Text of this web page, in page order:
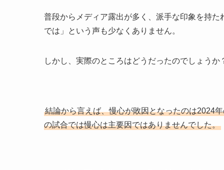
普段からメディア露出が多く、派手な印象を持
では」という声も少なくありません。
しかし、実際のところはどうだったのでしょうか
結論から言えば、慢心が敗因となったのは2024
の試合では慢心は主要因ではありませんでした。